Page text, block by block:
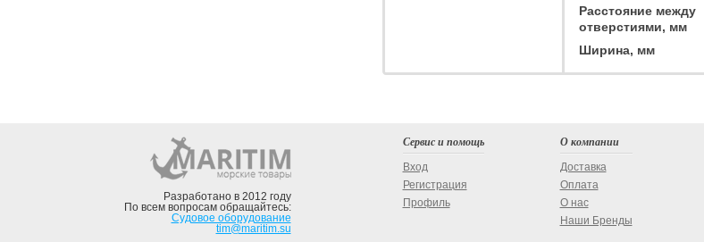
Расстояние между
отверстиями, мм
Ширина, мм
Разработано в 2012 году
По всем вопросам обращайтесь:
Судовое оборудование
tim@maritim.su
Сервис и помощь
Вход
Регистрация
Профиль
О компании
Доставка
Оплата
О нас
Наши Бренды